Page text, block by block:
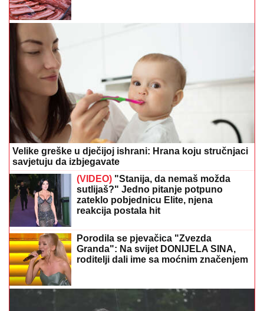
Velike greške u dječijoj ishrani: Hrana koju stručnjaci
savjetuju da izbjegavate
"Stanija, da nemaš možda
sutlijaš?" Jedno pitanje potpuno
zateklo pobjednicu Elite, njena
reakcija postala hit
Porodila se pjevačica "Zvezda
Granda": Na svijet DONIJELA SINA,
roditelji dali ime sa moćnim značenjem
Nije odmah nakon rođenja bebe: Novo istraživanje
otkrilo KADA SU OČEVI najpodložniji depresiji